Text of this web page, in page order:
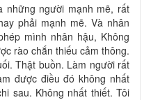
những người mạnh mẽ, rất
phải mạnh mẽ. Và nhân
mình nhân hậu, Không
rào chắn thiếu cảm thông.
Thật buồn. Làm người rất
được điều đó không nhất
sau. Không nhất thiết. Tôi